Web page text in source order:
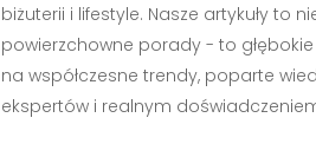
biżuterii i lifestyle. Nasze artykuły to
powierzchowne porady - to
na współczesne trendy, poparte
ekspertów i realnym